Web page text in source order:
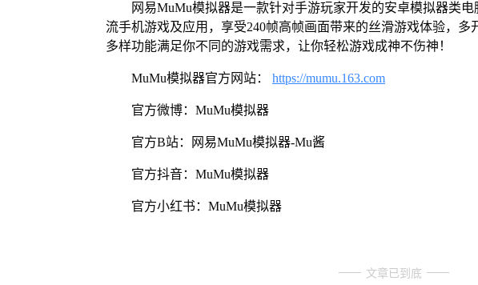
网易MuMu模拟器是一款针对手游玩家开发的安卓模拟器类
流手机游戏及应用，享受240帧高帧画面带来的丝滑游戏体验，
多样功能满足你不同的游戏需求，让你轻松游戏成神不伤神！
MuMu模拟器官方网站： https://mumu.163.com
官方微博：MuMu模拟器
官方B站：网易MuMu模拟器-Mu酱
官方抖音：MuMu模拟器
官方小红书：MuMu模拟器
文章已到底